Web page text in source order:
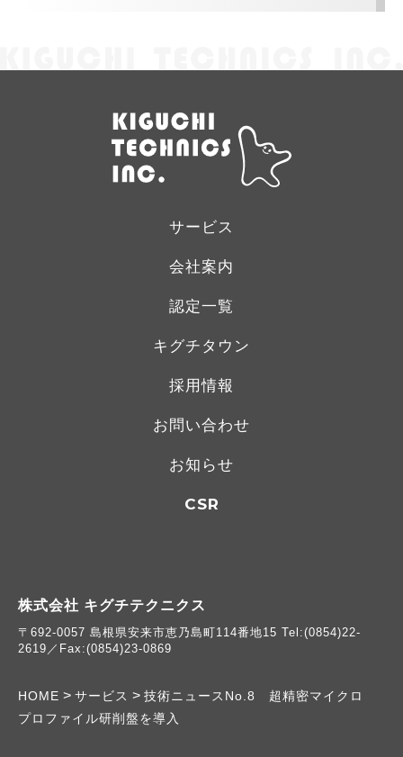
サービス
会社案内
認定一覧
キグチタウン
採用情報
お問い合わせ
お知らせ
CSR
株式会社 キグチテクニクス
〒692-0057 島根県安来市恵乃島町114番地15 Tel:(0854)22-
2619／Fax:(0854)23-0869
HOME > サービス > 技術ニュースNo.8 超精密マイクロ
プロファイル研削盤を導入